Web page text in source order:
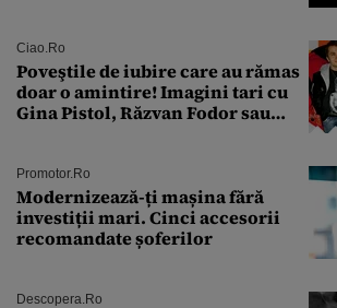
Ciao.ro
Poveştile de iubire care au rămas
doar o amintire! Imagini tari cu
Gina Pistol, Răzvan Fodor sau
Promotor.ro
Modernizează-ți mașina fără
investiții mari. Cinci accesorii
recomandate șoferilor
Descopera.ro